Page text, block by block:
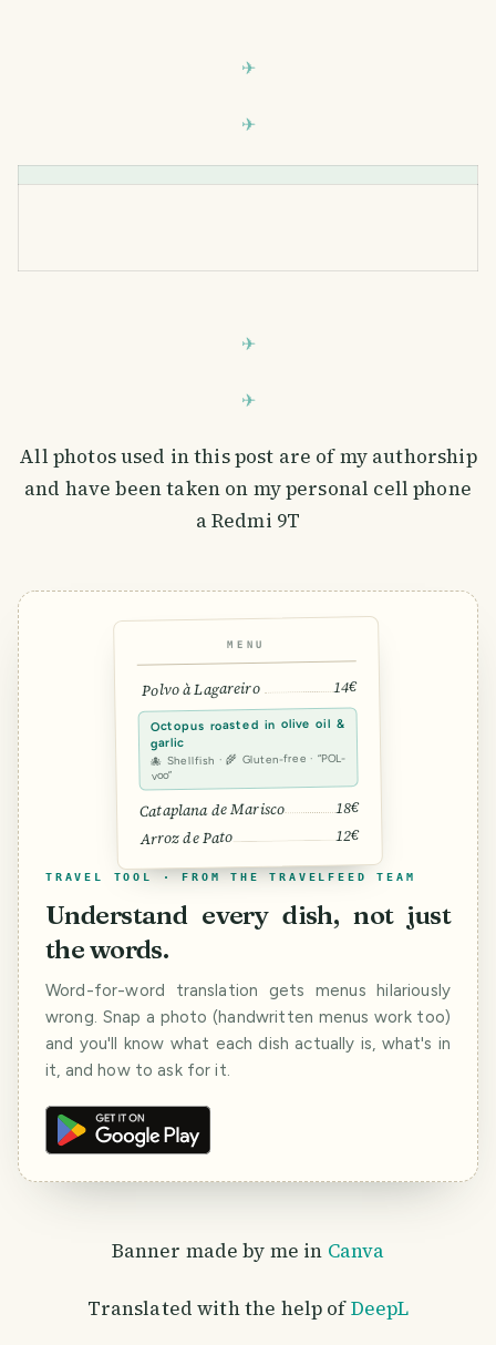
All photos used in this post are of my authorship
and have been taken on my personal cell phone
a Redmi 9T
MENU
Polvo à Lagareiro 14€
Octopus roasted in olive oil &
garlic
🐙 Shellfish · 🌾 Gluten-free · “POL-
voo”
Cataplana de Marisco 18€
Arroz de Pato 12€
TRAVEL TOOL · FROM THE TRAVELFEED TEAM
Understand every dish, not just
the words.
Word-for-word translation gets menus hilariously
wrong. Snap a photo (handwritten menus work too)
and you'll know what each dish actually is, what's in
it, and how to ask for it.
Banner made by me in Canva
Translated with the help ofDeepL